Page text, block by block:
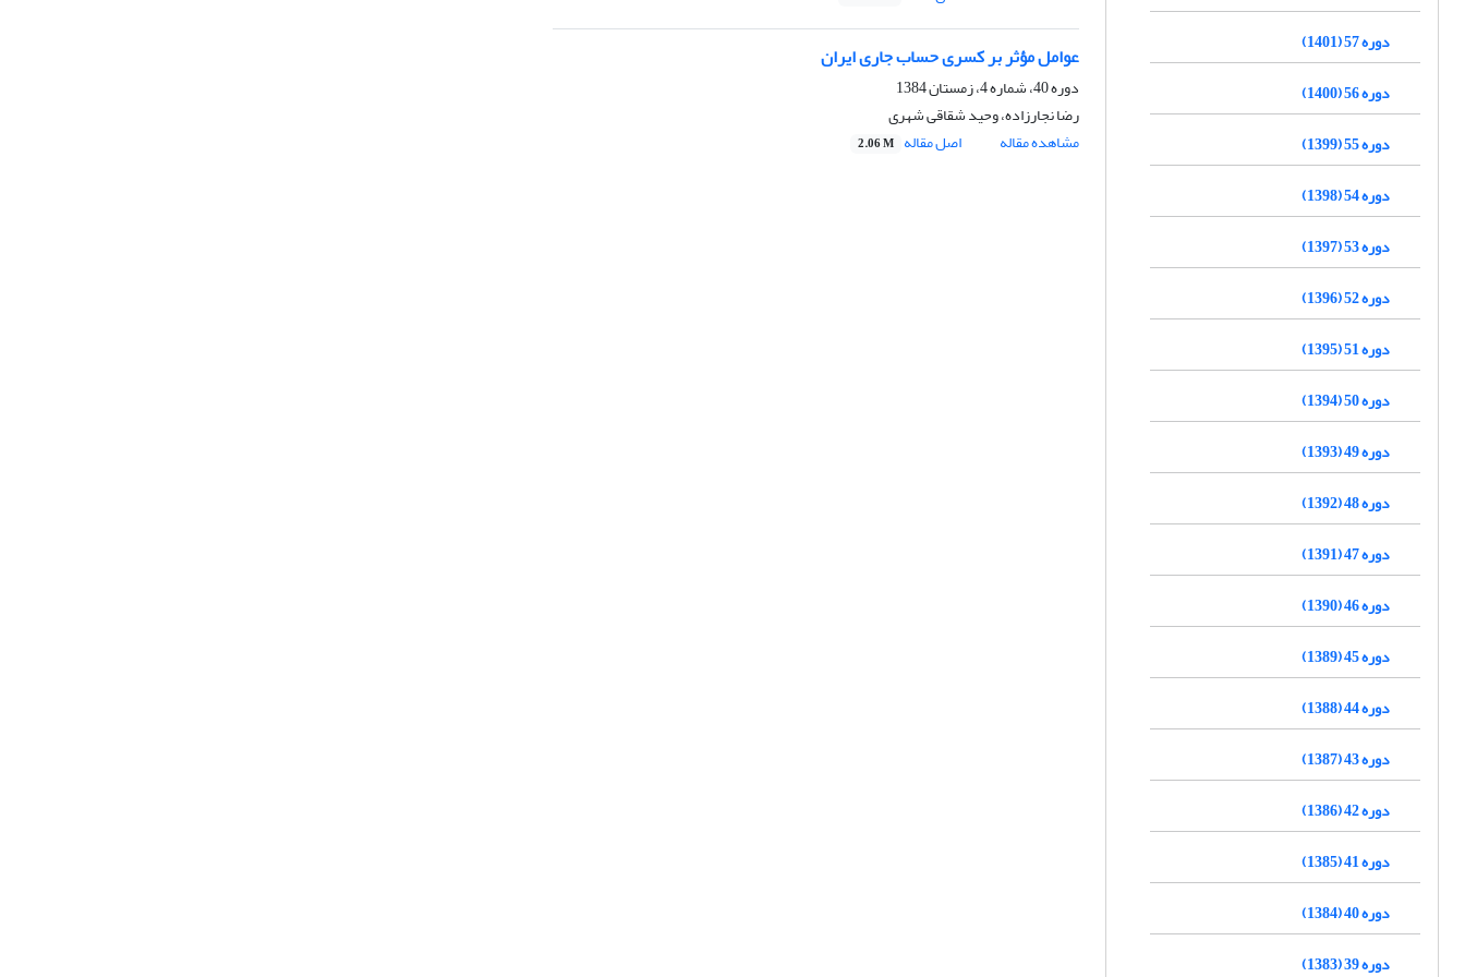
عوامل مؤثر بر کسری حساب جاری ایران
دوره 40، شماره 4، زمستان 1384
رضا نجارزاده، وحید شقاقی شهری
مشاهده مقاله
اصل مقاله 2.06 M
دوره 57 (1401)
دوره 56 (1400)
دوره 55 (1399)
دوره 54 (1398)
دوره 53 (1397)
دوره 52 (1396)
دوره 51 (1395)
دوره 50 (1394)
دوره 49 (1393)
دوره 48 (1392)
دوره 47 (1391)
دوره 46 (1390)
دوره 45 (1389)
دوره 44 (1388)
دوره 43 (1387)
دوره 42 (1386)
دوره 41 (1385)
دوره 40 (1384)
دوره 39 (1383)